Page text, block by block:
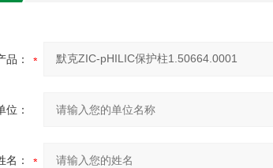
品：
位：
名：